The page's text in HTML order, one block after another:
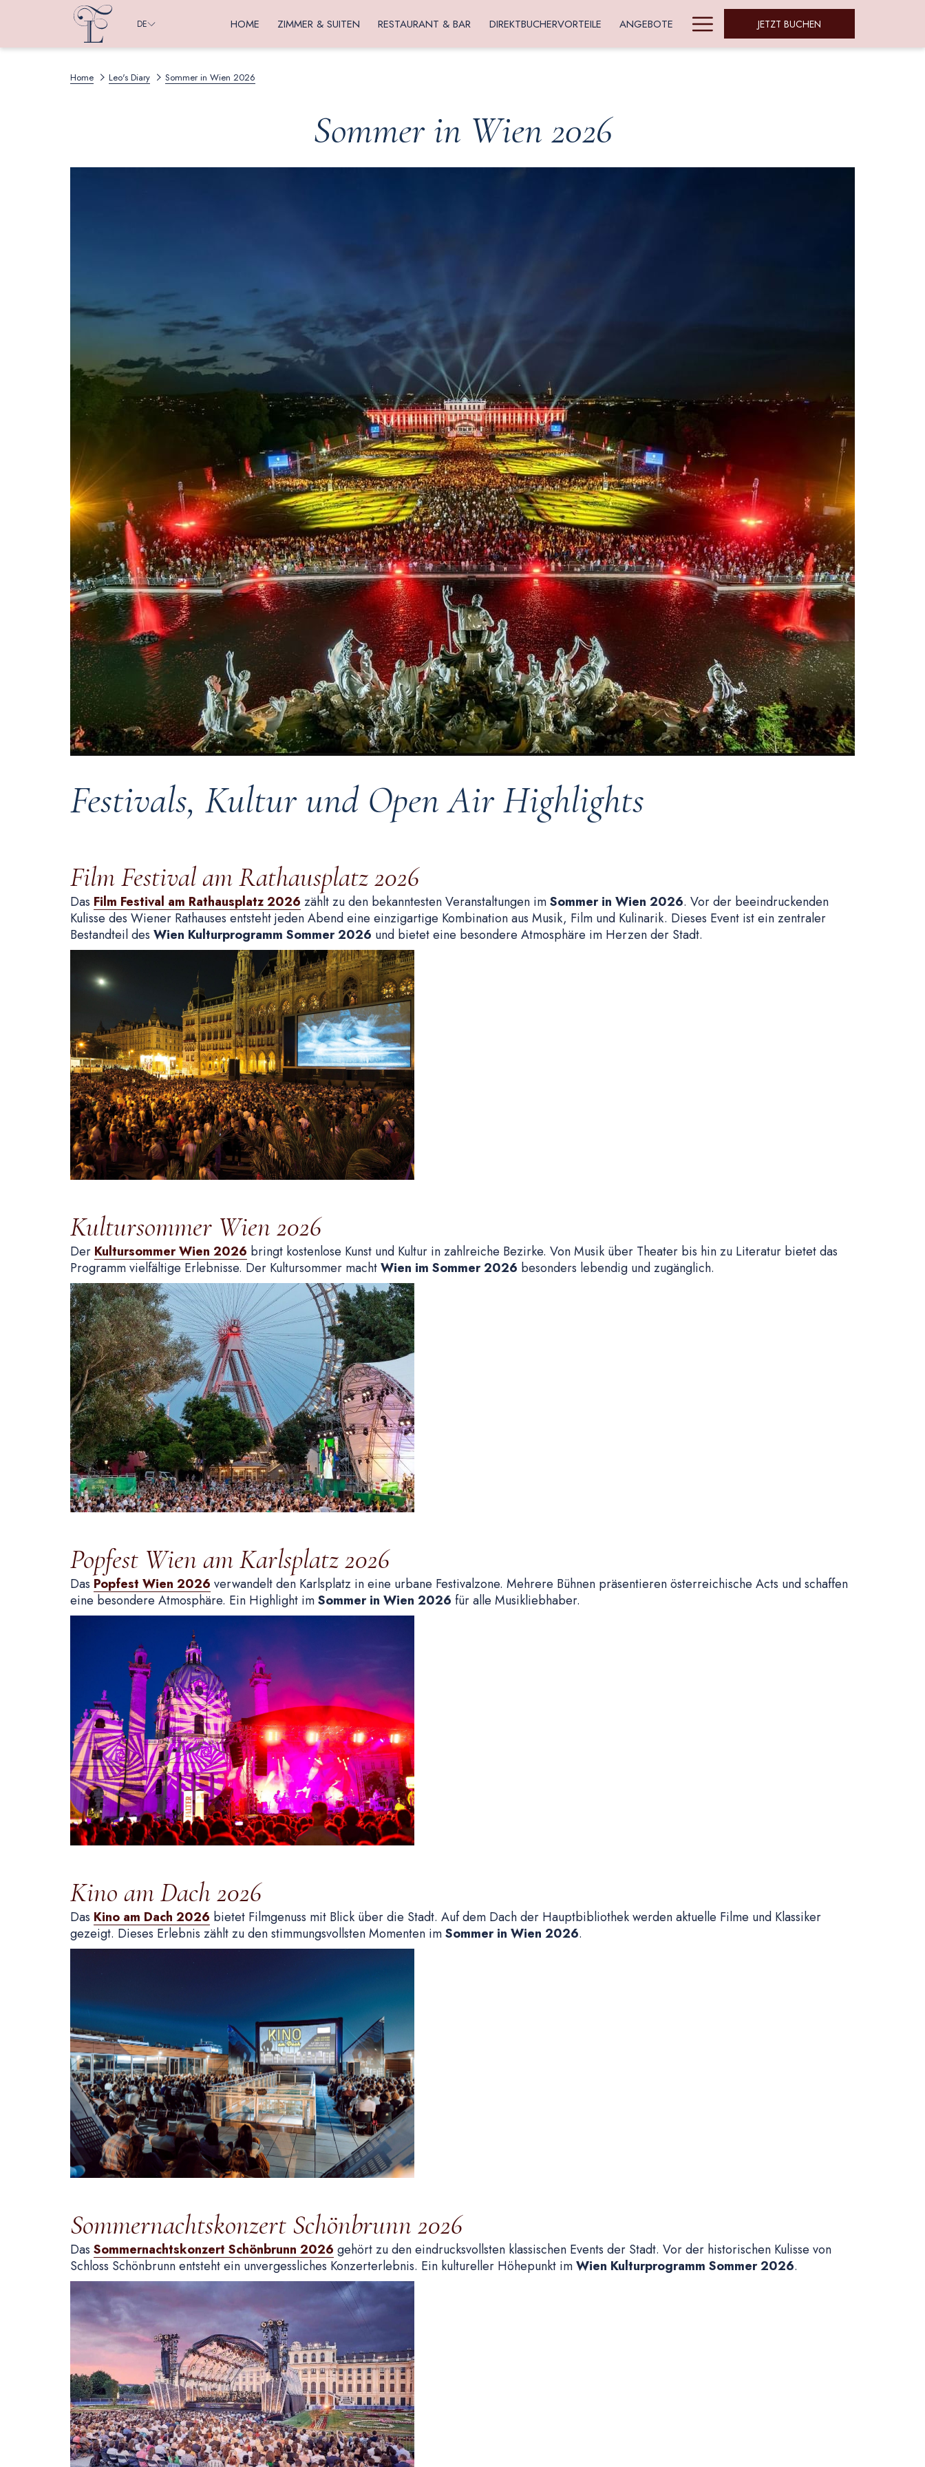
DE HOME ZIMMER & SUITEN RESTAURANT & BAR DIREKTBUCHERVORTEILE ANGEBOTE Hamburger
Menu JETZT BUCHEN
Home Leo's Diary Sommer in Wien 2026
Sommer in Wien 2026
Festivals, Kultur und Open Air Highlights
Film Festival am Rathausplatz 2026
Das Film Festival am Rathausplatz 2026 zählt zu den bekanntesten Veranstaltungen imSommer in Wien 2026. Vor der beeindruckenden
Kulisse des Wiener Rathauses entsteht jeden Abend eine einzigartige Kombination aus Musik, Film und Kulinarik. Dieses Event ist ein zentraler
Bestandteil des Wien Kulturprogramm Sommer 2026 und bietet eine besondere Atmosphäre im Herzen der Stadt.
Kultursommer Wien 2026
Der Kultursommer Wien 2026 bringt kostenlose Kunst und Kultur in zahlreiche Bezirke. Von Musik über Theater bis hin zu Literatur bietet das
Programm vielfältige Erlebnisse. Der Kultursommer machtWien im Sommer 2026 besonders lebendig und zugänglich.
Popfest Wien am Karlsplatz 2026
Das Popfest Wien 2026 verwandelt den Karlsplatz in eine urbane Festivalzone. Mehrere Bühnen präsentieren österreichische Acts und schaffen
eine besondere Atmosphäre. Ein Highlight imSommer in Wien 2026 für alle Musikliebhaber.
Kino am Dach 2026
Das Kino am Dach 2026 bietet Filmgenuss mit Blick über die Stadt. Auf dem Dach der Hauptbibliothek werden aktuelle Filme und Klassiker
gezeigt. Dieses Erlebnis zählt zu den stimmungsvollsten Momenten imSommer in Wien 2026.
Sommernachtskonzert Schönbrunn 2026
Das Sommernachtskonzert Schönbrunn 2026 gehört zu den eindrucksvollsten klassischen Events der Stadt. Vor der historischen Kulisse von
Schloss Schönbrunn entsteht ein unvergessliches Konzerterlebnis. Ein kultureller Höhepunkt imWien Kulturprogramm Sommer 2026.